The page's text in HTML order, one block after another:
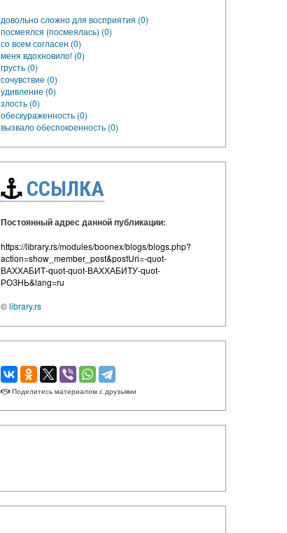
довольно сложно для восприятия (0)
посмеялся (посмеялась) (0)
со всем согласен (0)
меня вдохновило! (0)
грусть (0)
сочувствие (0)
удивление (0)
злость (0)
обескураженность (0)
вызвало обеспокоенность (0)
ССЫЛКА
Постоянный адрес данной публикации:
https://library.rs/modules/boonex/blogs/blogs.php?
action=show_member_post&postUri=-quot-
ВАХХАБИТ-quot-quot-ВАХХАБИТУ-quot-
РОЗНЬ&lang=ru
©library.rs
Поделитесь материалом с друзьями